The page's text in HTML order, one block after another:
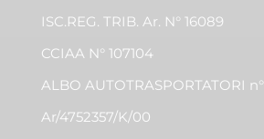
ISC.REG. TRIB. Ar. N° 16089
CCIAA N° 107104
ALBO AUTOTRASPORTATORI n°
Ar/4752357/K/00